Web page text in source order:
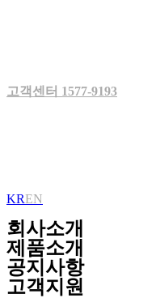
고객센터 1577-9193
KREN
회사소개
제품소개
공지사항
고객지원